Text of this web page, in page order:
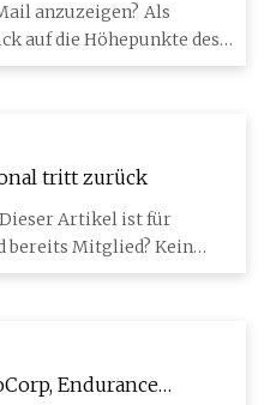
anzuzeigen? Als
auf die Höhepunkte des
tritt zurück
Dieser Artikel ist für
Mitglied? Kein
Endurance